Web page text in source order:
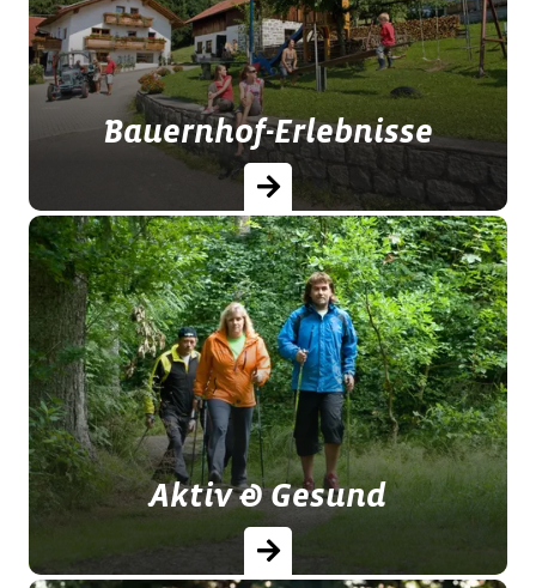
Bauernhof-Erlebnisse
Bauernhoferlebnisse im Bayerischen
Wald.
Aktiv & Gesund